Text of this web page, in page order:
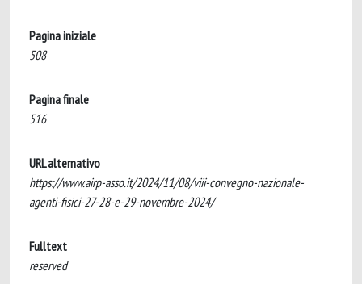
Pagina iniziale
508
Pagina finale
516
URL alternativo
https://www.airp-asso.it/2024/11/08/viii-convegno-nazionale-
agenti-fisici-27-28-e-29-novembre-2024/
Fulltext
reserved